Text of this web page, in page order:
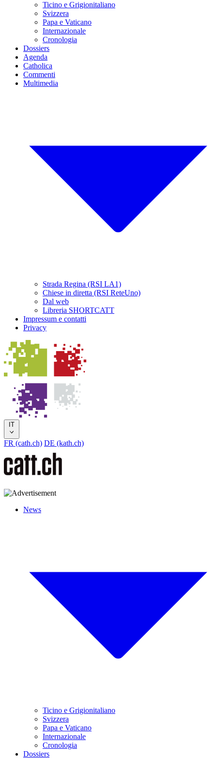
Ticino e Grigionitaliano
Svizzera
Papa e Vaticano
Internazionale
Cronologia
Dossiers
Agenda
Catholica
Commenti
Multimedia
Strada Regina (RSI LA1)
Chiese in diretta (RSI ReteUno)
Dal web
Libreria SHORTCATT
Impressum e contatti
Privacy
IT
FR (cath.ch) DE (kath.ch)
News
Ticino e Grigionitaliano
Svizzera
Papa e Vaticano
Internazionale
Cronologia
Dossiers